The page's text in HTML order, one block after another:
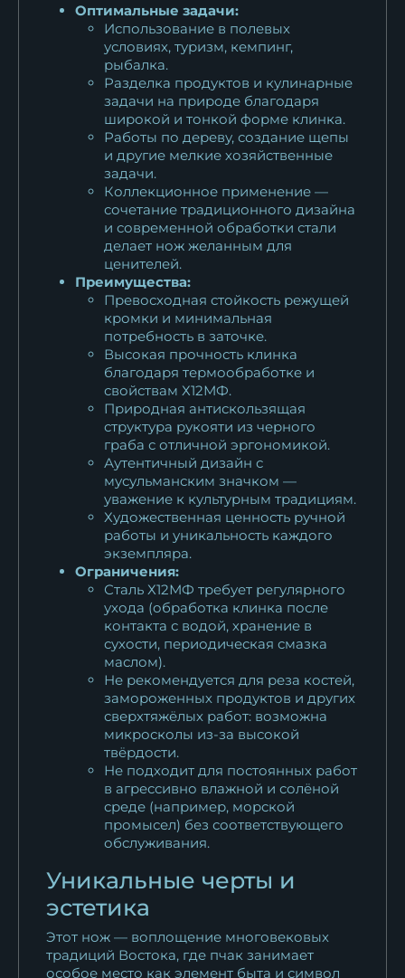
Оптимальные задачи:
Использование в полевых
условиях, туризм, кемпинг,
рыбалка.
Разделка продуктов и кулинарные
задачи на природе благодаря
широкой и тонкой форме клинка.
Работы по дереву, создание щепы
и другие мелкие хозяйственные
задачи.
Коллекционное применение —
сочетание традиционного дизайна
и современной обработки стали
делает нож желанным для
ценителей.
Преимущества:
Превосходная стойкость режущей
кромки и минимальная
потребность в заточке.
Высокая прочность клинка
благодаря термообработке и
свойствам Х12МФ.
Природная антискользящая
структура рукояти из черного
граба с отличной эргономикой.
Аутентичный дизайн с
мусульманским значком —
уважение к культурным традициям.
Художественная ценность ручной
работы и уникальность каждого
экземпляра.
Ограничения:
Сталь Х12МФ требует регулярного
ухода (обработка клинка после
контакта с водой, хранение в
сухости, периодическая смазка
маслом).
Не рекомендуется для реза костей,
замороженных продуктов и других
сверхтяжёлых работ: возможна
микросколы из-за высокой
твёрдости.
Не подходит для постоянных работ
в агрессивно влажной и солёной
среде (например, морской
промысел) без соответствующего
обслуживания.
Уникальные черты и
эстетика
Этот нож — воплощение многовековых
традиций Востока, где пчак занимает
особое место как элемент быта и символ